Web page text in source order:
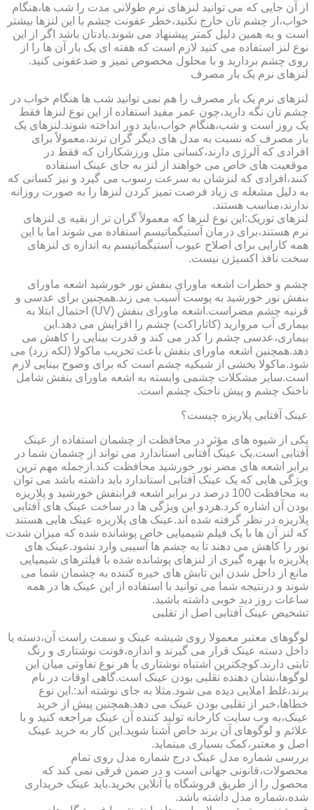
از آن جایی که می توانید لنزهای نرم طولانی مدت را شب ها،هنگام
خواب،از چشم تان خارج نکنید،خطر عفونت چشم با این لنزها بیشتر
است و به همین دلیل کمتر پیشنهاد می شوند.یادتان باشد اگر از این
نوع لنز استفاده می کنید لازم است که هفته ای یک بار آن ها را از
روی چشم بردارید و با محلول مخصوص تمیز و ضدعفونی کنید.
لنزهای نرم یک بار مصرف
لنزهای نرم یک بار مصرف را هم نمی توانید شب ها هنگام خواب در
چشم تان نگه دارید،چون عمر مفید استفاده از این نوع لنزها فقط
یک روز است و شب،هنگام خواب،باید دور انداخته شوند.لنزهای یک
بار مصرف که نسبت به مدل های دیگر گران ترند،معمولاً برای
افرادی که آلرژی دارند،کسانی مثل ورزشکاران که فقط در
موقعیت های خاص می خواهند از لنز به جای عینک استفاده
کنند،افرادی که لنزشان به سرعت رسوب می گیرد و نیز کسانی که
به دلیل مشغله ی زیاد فرصت تمیز کردن لنزها را به صورت روزانه
ندارند،مناسب هستند.
لنزهای توریک:این نوع لنزها که معمولاً گران تر از بقیه ی لنزهای
نرم هستند،برای درمان آستیگماتیسم استفاده می شوند اما با این
همه کارایی برای اصلاح عیوب آستیگماتیسم به اندازه ی لنزهای
سخت نافذ اکسیژن نیست.
چشم و خطرات اشعه ماورای بنفش نور خورشید اشعه ماورای
بنفش نور خورشید به پوست آسیب می زند.همچنین برای عدسی و
قرنیه چشم مضراست.اشعه ماورای بنفش (UV) احتمال ابتلا به
بیماری آب مروارید (کاتاراکت) چشم را افزایش می دهد.این
بیماری،عدسی چشم را کدر می کند و قدرت بینایی را کاهش می
دهد.همچنین اشعه ماورای بنفش باعث تخریب ماکولا (لکه زرد) می
شود.ماکولا بخشی از شبکیه چشم است که برای وضوح بینایی لازم
است.سایر مشکلات چشمی وابسته به اشعه ماورای بنفش شامل
ناخنک چشم و پیش ناخنک چشم است.
عینک آفتابی پلاریزه چیست؟
یکی از شیوه های مؤثر در محافظت از چشمان استفاده از عینک
آفتابی است.یک عینک آفتابی استاندارد می تواند از چشمان شما در
برابر اشعه های مضر نور خورشید محافظت کند.ازجمله مهم ترین
ویژگی هایی که یک عینک آفتابی استاندارد باید داشته باشد می توان
به محافظت 100 درصد در برابر اشعه فرابنفش خورشید و پلاریزه
بودن آن اشاره کرد.هردو این ویژگی ها در ساخت عینک های آفتابی
پلاریزه در نظر گرفته شده اند.عینک های پلاریزه عینک هایی هستند
که لنز آن ها با یک فیلم شیمیایی خاص پوشانده شده که میزان شدت
نور را کاهش می دهند تا به چشم ها آسیبی وارد نشود.عینک های
پلاریزه با بهره گیری از لنزهای پوشانده شده با فیلترهای شیمیایی
مانع از داخل شدن این تابش های خیره کننده به چشمان شما می
شوند و درنتیجه شما می توانید با استفاده از این عینک ها در همه
ساعات روز دید خوبی داشته باشید.
تشخیص عینک آفتابی اصل از تقلبی
لوگوهای معتبر معمولا روی شیشه عینک و سمت راست آن،دسته یا
داخل دسته عینک قرار می گیرند و اندازه،فونت نوشتاری و رنگ
ثابتی دارند.کوچکترین اشتباه نوشتاری یا هر نوع تفاوتی میان این
لوگوها،نشان دهنده تقلبی بودن عینک است.گاهی اوقات در نام
برند،غلط املایی دیده می شود.مثلا به جای نوشته اند:.این نوع
خطاها،خبر از تقلبی بودن عینک می دهد.همچنین پیش از خرید
عینک،به وب سایت کارخانه تولید کننده آن عینک مراجعه کنید و با
علائم و لوگوهای آن برند خاص آشنا شوید.این کار به خرید عینک
اصل و معتبر،کمک بسیاری مینماید.
بررسی شماره مدل عینک درج شماره مدل روی تمام
محصولات،قانونی جهانی است و در ضمن فرقی نمی کند که
محصول را از طریق فروشگاه یا آنلاین بخرید.باید عینک خریداری
شده،شماره مدل داشته باشد.